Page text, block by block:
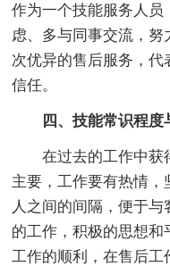
作为一个技能服务人
虑、多与同事交流，
次优异的售后服务，
信任。
四、技能常识程
在过去的工作中获
主要，工作要有热情
人之间的间隔，便于
的工作，积极的思想
工作的顺利，在售后工